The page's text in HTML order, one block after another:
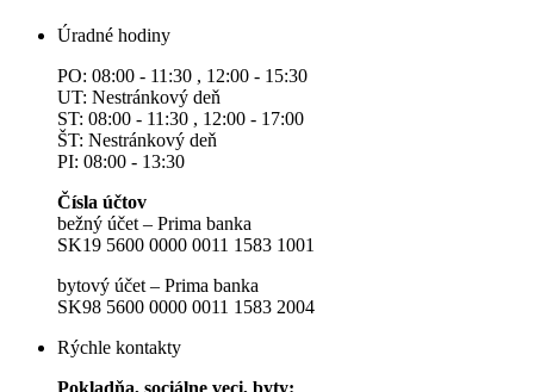
Úradné hodiny
PO: 08:00 - 11:30 , 12:00 - 15:30
UT: Nestránkový deň
ST: 08:00 - 11:30 , 12:00 - 17:00
ŠT: Nestránkový deň
PI: 08:00 - 13:30
Čísla účtov
bežný účet – Prima banka
SK19 5600 0000 0011 1583 1001
bytový účet – Prima banka
SK98 5600 0000 0011 1583 2004
Rýchle kontakty
Pokladňa, sociálne veci, byty: